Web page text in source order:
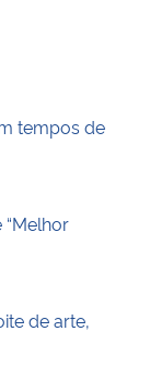
tempos de
de arte,